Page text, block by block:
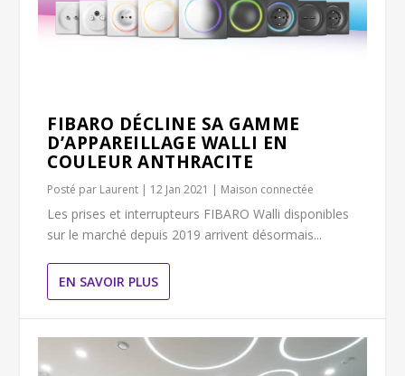
FIBARO DÉCLINE SA GAMME
D’APPAREILLAGE WALLI EN
COULEUR ANTHRACITE
Posté par Laurent | 12 Jan 2021 | Maison connectée
Les prises et interrupteurs FIBARO Walli disponibles
sur le marché depuis 2019 arrivent désormais...
EN SAVOIR PLUS